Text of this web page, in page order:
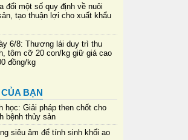
đổi một số quy định về nuôi
tạo thuận lợi cho xuất khẩu
6/8: Thương lái duy trì thu
tôm cỡ 20 con/kg giữ giá cao
đồng/kg
BẠN
học: Giải pháp then chốt cho
bệnh thủy sản
siêu âm để tính sinh khối ao